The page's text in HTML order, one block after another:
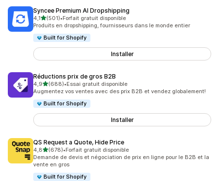
Syncee Premium AI Dropshipping
4,1étoile(s) sur 5
(501)
501 avis au total
•Forfait gratuit disponible
Produits en dropshipping, fournisseurs dans le monde entier
Built for Shopify
Installer
Réductions prix de gros B2B
4,9étoile(s) sur 5
(688)
688 avis au total
•Essai gratuit disponible
Augmentez vos ventes avec des prix B2B et vendez globalement!
Built for Shopify
Installer
QS Request a Quote, Hide Price
4,8étoile(s) sur 5
(678)
678 avis au total
•Forfait gratuit disponible
Demande de devis et négociation de prix en ligne pour le B2B et la
vente en gros
Built for Shopify